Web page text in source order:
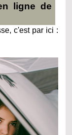
ligne de
c'est par ici :